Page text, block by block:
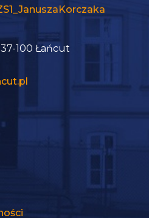
100 Łańcut